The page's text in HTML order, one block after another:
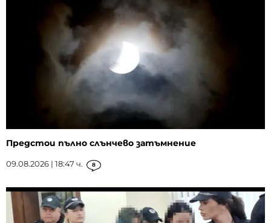
Предстои пълно слънчево затъмнение
09.08.2026 | 18:47 ч. 8